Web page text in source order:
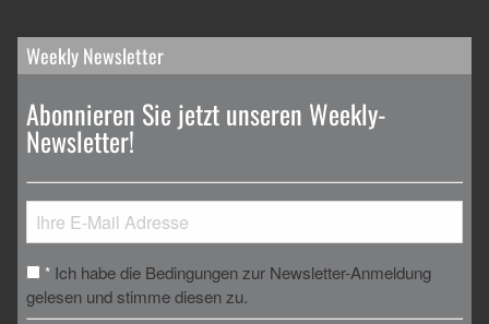
Weekly Newsletter
Abonnieren Sie jetzt unseren Weekly-
Newsletter!
* Ich habe die Bedingungen zur Newsletter-Anmeldung
gelesen und stimme diesen zu.